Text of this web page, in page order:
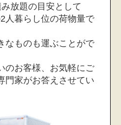
放題の目安として
人暮らし位の荷物量で
なものも運ぶことがで
のお客様、お気軽にご
家がお答えさせてい